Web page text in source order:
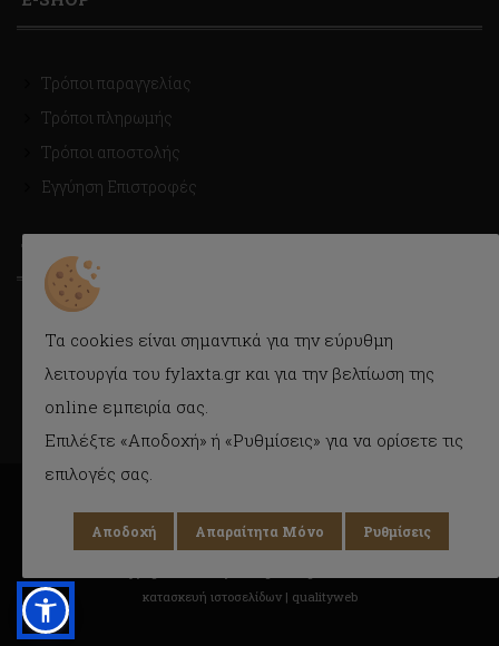
Τρόποι παραγγελίας
Τρόποι πληρωμής
Τρόποι αποστολής
Εγγύηση Επιστροφές
ΤΡΟΠΟΙ ΑΠΟΣΤΟΛΗΣ
Με Courier εύκολα και γρήγορα στην πόρτα σας.
Δυνατότητα παραλαβής και από το κατάστημα.
κατασκευή ιστοσελίδων | qualityweb
Τα cookies είναι σημαντικά για την εύρυθμη
λειτουργία του fylaxta.gr και για την βελτίωση της
online εμπειρία σας.
Επιλέξτε «Αποδοχή» ή «Ρυθμίσεις» για να ορίσετε τις
επιλογές σας.
Αποδοχή Απαραίτητα Μόνο Ρυθμίσεις